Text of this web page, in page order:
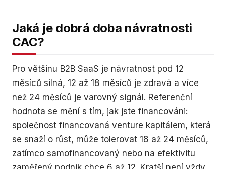
Jaká je dobrá doba návratnosti
CAC?
Pro většinu B2B SaaS je návratnost pod 12
měsíců silná, 12 až 18 měsíců je zdravá a více
než 24 měsíců je varovný signál. Referenční
hodnota se mění s tím, jak jste financováni:
společnost financovaná venture kapitálem, která
se snaží o růst, může tolerovat 18 až 24 měsíců,
zatímco samofinancovaný nebo na efektivitu